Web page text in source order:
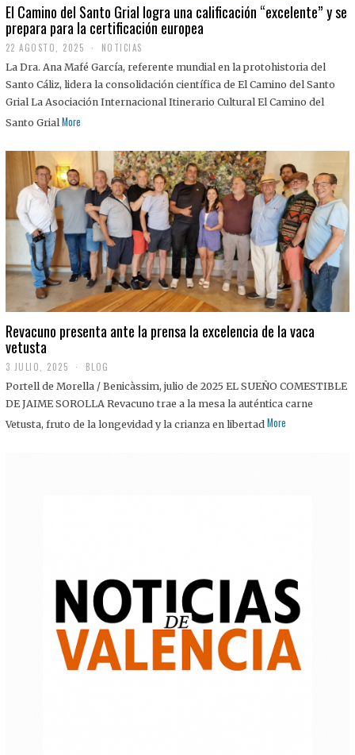
El Camino del Santo Grial logra una calificación “excelente” y se
prepara para la certificación europea
22 AGOSTO, 2025
2
A
G
O
S
2
5
NOTICIAS
La Dra. Ana Mafé García, referente mundial en la protohistoria del
Santo Cáliz, lidera la consolidación científica de El Camino del Santo
Grial La Asociación Internacional Itinerario Cultural El Camino del
Santo Grial More
Revacuno presenta ante la prensa la excelencia de la vaca
vetusta
3 JULIO, 2025
J
U
I
BLOG
Portell de Morella / Benicàssim, julio de 2025 EL SUEÑO COMESTIBLE
DE JAIME SOROLLA Revacuno trae a la mesa la auténtica carne
Vetusta, fruto de la longevidad y la crianza en libertad More